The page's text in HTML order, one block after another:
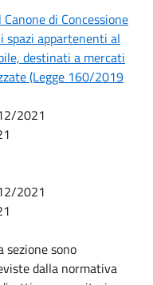
di Concessione
spazi appartenenti al
destinati a mercati
(Legge 160/2019
2021
2021
sezione sono
dalla normativa